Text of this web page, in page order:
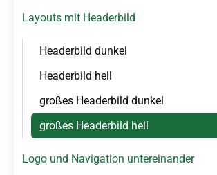
Layouts mit Headerbild
Headerbild dunkel
Headerbild hell
großes Headerbild dunkel
großes Headerbild hell
Logo und Navigation untereinander